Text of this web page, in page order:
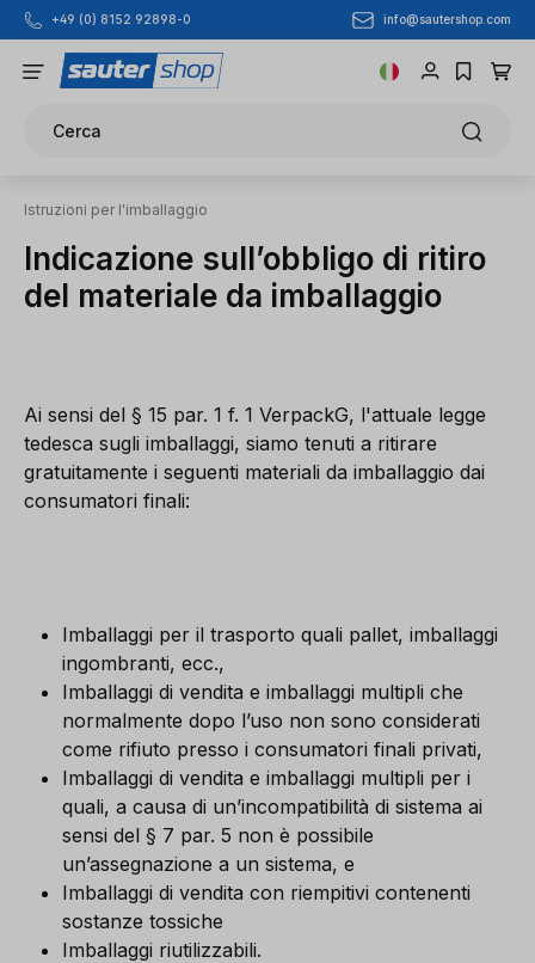
Passa al contenuto principale
+49 (0) 8152 92898-0 info@sautershop.com
Cerca
Istruzioni per l'imballaggio
Indicazione sull’obbligo di ritiro
del materiale da imballaggio
Ai sensi del § 15 par. 1 f. 1 VerpackG, l'attuale legge
tedesca sugli imballaggi, siamo tenuti a ritirare
gratuitamente i seguenti materiali da imballaggio dai
consumatori finali:
Imballaggi per il trasporto quali pallet, imballaggi
ingombranti, ecc.,
Imballaggi di vendita e imballaggi multipli che
normalmente dopo l’uso non sono considerati
come rifiuto presso i consumatori finali privati,
Imballaggi di vendita e imballaggi multipli per i
quali, a causa di un’incompatibilità di sistema ai
sensi del § 7 par. 5 non è possibile
un’assegnazione a un sistema, e
Imballaggi di vendita con riempitivi contenenti
sostanze tossiche
Imballaggi riutilizzabili.